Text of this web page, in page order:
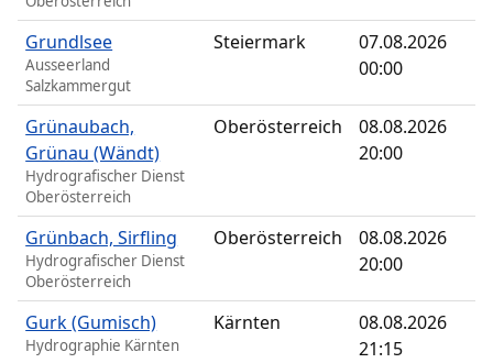
Grundlsee
Ausseerland
Salzkammergut
Steiermark
07.08.2026
00:00
Grünaubach,
Grünau (Wändt)
Hydrografischer Dienst
Oberösterreich
Oberösterreich
08.08.2026
20:00
Grünbach, Sirfling
Hydrografischer Dienst
Oberösterreich
Oberösterreich
08.08.2026
20:00
Gurk (Gumisch)
Hydrographie Kärnten
Kärnten
08.08.2026
21:15